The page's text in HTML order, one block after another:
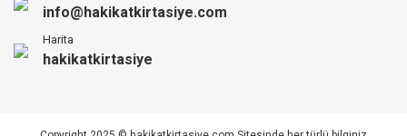
info@hakikatkirtasiye.com
Harita
hakikatkirtasiye